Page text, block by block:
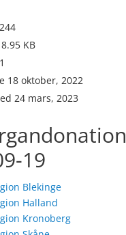
244
KB
1
18 oktober, 2022
24 mars, 2023
19